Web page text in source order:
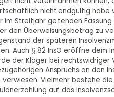
nicht endgültig
im Streitjahr geltenden
den Überweisungsbetrag zu
der späteren
Auch § 82 InsO eröffne dem
der Kläger bei rechtswidriger
Anspruchs an den
Vielmehr bestehe
auf das